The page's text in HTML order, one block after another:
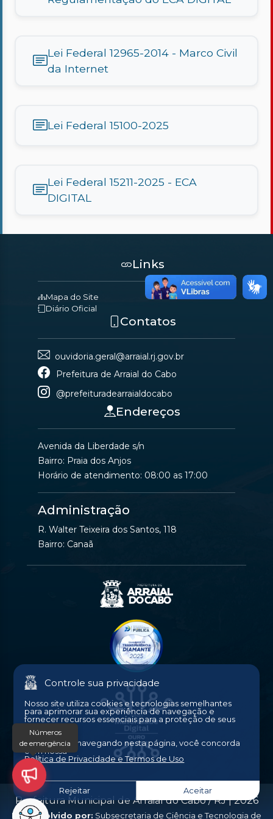
Controle sua privacidade
Nosso site utiliza cookies e tecnologias semelhantes
para aprimorar sua experiência de navegação e
fornecer recursos essenciais para a proteção de seus
Ao continuar navegando nesta página, você concorda
com nossa
Política de Privacidade e Termos de Uso
Rejeitar Aceitar
Ouvidoria | e-Sic
Programas
Números
de emergência
Lei Federal 12965-2014 - Marco Civil
da Internet
Lei Federal 15100-2025
Lei Federal 15211-2025 - ECA
DIGITAL
Links
Mapa do Site
Diário Oficial
Contatos
ouvidoria.geral@arraial.rj.gov.br
Prefeitura de Arraial do Cabo
@prefeituradearraialdocabo
Endereços
Avenida da Liberdade s/n
Bairro: Praia dos Anjos
Horário de atendimento: 08:00 as 17:00
Administração
R. Walter Teixeira dos Santos, 118
Bairro: Canaã
Prefeitura Municipal de Arraial do Cabo / RJ |2026
Desenvolvido por: Subsecretaria de Ciência e Tecnologia de